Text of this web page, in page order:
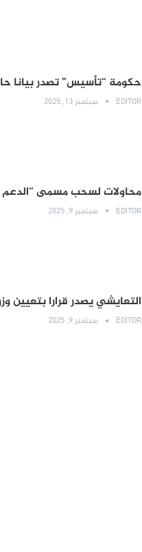
حكومة “تأسيس” تصدر بيانا
EDITOR سبتمبر 13, 2025
محاولات لسحب مسمى “الدعم
EDITOR سبتمبر 9, 2025
التعايشي يصدر قرارا
EDITOR سبتمبر 9, 2025